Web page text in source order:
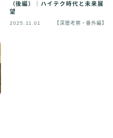
（後編）｜ハイテク時代と未来展
望
2025.11.01 【深層考察・番外編】